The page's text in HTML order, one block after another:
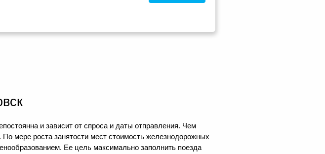
и зависит от спроса и даты отправления. Чем
мере роста занятости мест стоимость железнодорожных
Ее цель максимально заполнить поезда